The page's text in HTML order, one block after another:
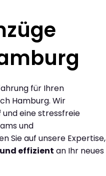
für Ihren
Hamburg. Wir
und eine stressfreie
und
Sie auf unsere Expertise,
effizient an Ihr neues